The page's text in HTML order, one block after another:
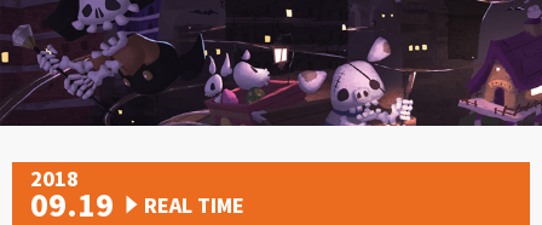
2018
09.19 REAL TIME